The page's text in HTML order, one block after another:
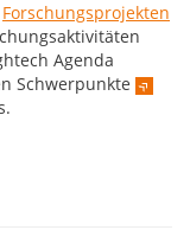
Forschungsprojekten
Agenda
Schwerpunkte